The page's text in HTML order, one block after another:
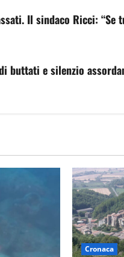
Il sindaco Ricci: “Se
buttati e silenzio
Cronaca